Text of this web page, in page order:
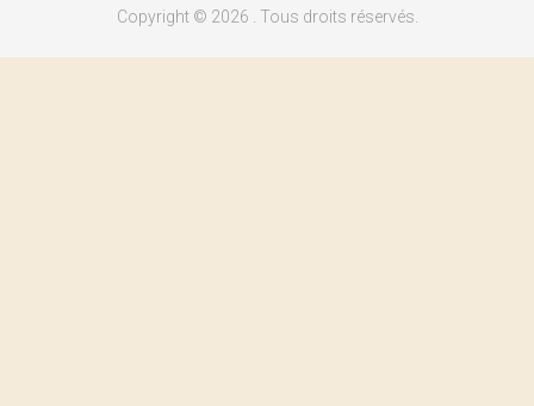
Copyright © 2026 . Tous droits réservés.